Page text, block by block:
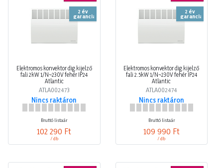
2 év
garancia
Elektromos konvektor dig.kijelző
fali 2kW 1/N~230V fehér IP24
Atlantic
ATLA002473
Nincs raktáron
Bruttó listaár
102 290 Ft
/ db
2 év
garancia
Elektromos konvektor dig.kijelző
fali 2.5kW 1/N~230V fehér IP24
Atlantic
ATLA002474
Nincs raktáron
Bruttó listaár
109 990 Ft
/ db